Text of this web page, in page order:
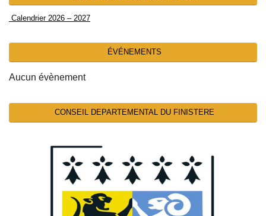
Calendrier 2026 – 2027
ÉVÉNEMENTS
Aucun évènement
CONSEIL DEPARTEMENTAL DU FINISTERE